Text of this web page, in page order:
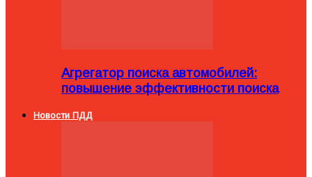
Агрегатор поиска автомобилей:
повышение эффективности поиска
Новости ПДД